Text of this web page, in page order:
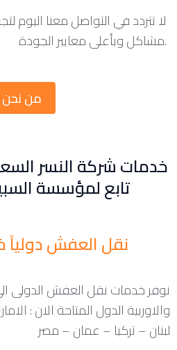
لا تتردد في التواصل معنا اليوم
مشاكل وبأعلى معايير الجودة.
من نحن
خدمات شركة النسر
تابع لمؤسسة
نقل العفش دولياً
نوفر خدمات نقل العفش الدولى
والاوربية الدول المتاحة الان :
لبنان – تركيا – عمان – مصر